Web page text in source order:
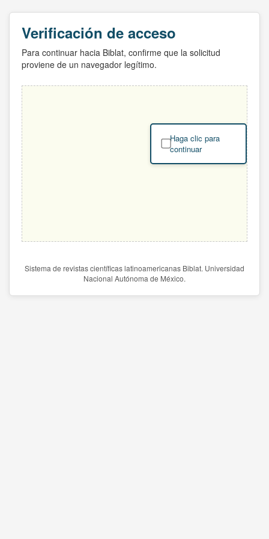
Verificación de acceso
Para continuar hacia Biblat, confirme que la solicitud
proviene de un navegador legítimo.
Haga clic para
continuar
Sistema de revistas científicas latinoamericanas Biblat. Universidad
Nacional Autónoma de México.